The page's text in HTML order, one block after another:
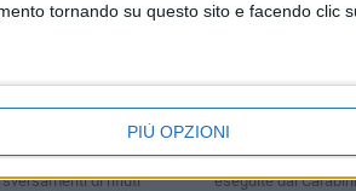
tornando su questo sito e facendo clic
PIÙ OPZIONI
rifiuti finivano anche
nelle campagne di
Tra i 34 siti usati per gli
sversamenti di rifiuti
piazza Marina, i
dettagli
dell’operazione
Undici misure
eseguite dai